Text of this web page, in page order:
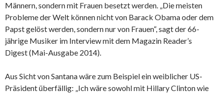
Männern, sondern mit Frauen besetzt werden. „Die meisten
Probleme der Welt können nicht von Barack Obama oder dem
Papst gelöst werden, sondern nur von Frauen“, sagt der 66-
jährige Musiker im Interview mit dem Magazin Reader’s
Digest (Mai-Ausgabe 2014).
Aus Sicht von Santana wäre zum Beispiel ein weiblicher US-
Präsident überfällig: „Ich wäre sowohl mit Hillary Clinton wie